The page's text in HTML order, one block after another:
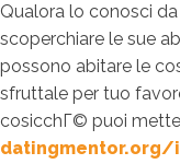
Qualora lo conosci
scoperchiare le sue
possono abitare le
sfruttale per tuo
cosicchГ© puoi